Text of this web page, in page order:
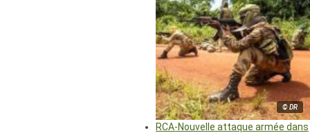
© DR
RCA-Nouvelle attaque armée dans